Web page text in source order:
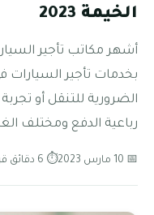
الخيمة 2023
أشهر مكاتب تأجير
بخدمات تأجير السيارات
الضرورية للتنقل أو
رباعية الدفع ومختلف
📅 10 مارس 2023 ⏱ 6 دقائق قراءة